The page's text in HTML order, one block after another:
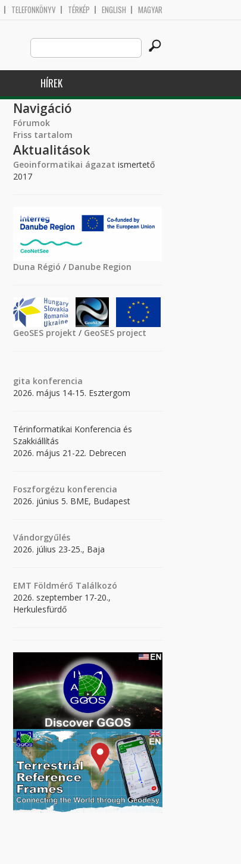
TELEFONKÖNYV TÉRKÉP ENGLISH MAGYAR
Search
this
site
HÍREK
Navigáció
Fórumok
Friss tartalom
Aktualitások
Geoinformatikai ágazat ismertető
2017
Duna Régió / Danube Region
GeoSES projekt / GeoSES project
gita konferencia
2026. május 14-15. Esztergom
Térinformatikai Konferencia és
Szakkiállítás
2026. május 21-22. Debrecen
Foszforgézu konferencia
2026. június 5. BME, Budapest
Vándorgyűlés
2026. július 23-25., Baja
EMT Földmérő Találkozó
2026. szeptember 17-20.,
Herkulesfürdő